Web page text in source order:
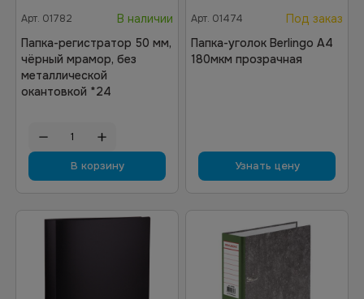
Арт. 01782
В наличии
Папка-регистратор 50 мм,
чёрный мрамор, без
металлической
окантовкой *24
В корзину
Арт. 01474
Под заказ
Папка-уголок Berlingo А4
180мкм прозрачная
Узнать цену